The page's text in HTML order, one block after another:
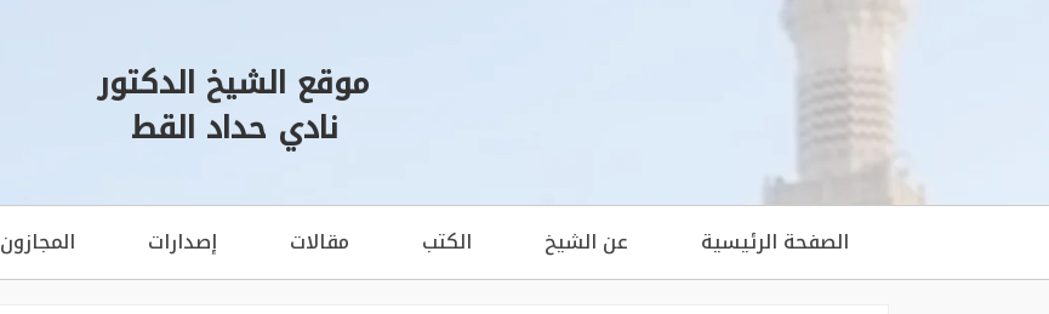
موقع الشيخ الدكتور
نادي حداد القط
الصفحة الرئيسية عن الشيخ الكتب مقالات إصدارات المجازون